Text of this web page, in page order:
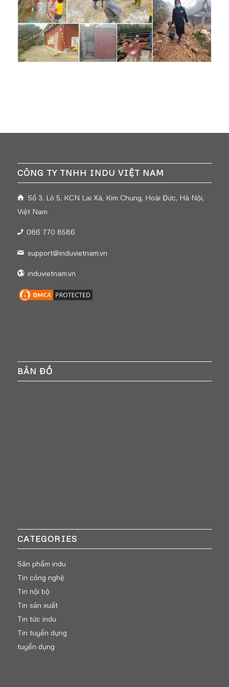
CÔNG TY TNHH INDU VIỆT NAM
Số 3, Lô 5, KCN Lai Xá, Kim Chung, Hoài Đức, Hà Nội,
Việt Nam
086 770 8586
support@induvietnam.vn
induvietnam.vn
BẢN ĐỒ
CATEGORIES
Sản phẩm indu
Tin công nghệ
Tin nội bộ
Tin sản xuất
Tin tức indu
Tin tuyển dụng
tuyển dụng